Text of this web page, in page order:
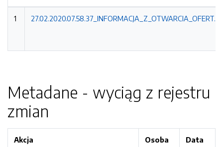
1
Metadane - wyciąg z rejestru
zmian
Akcja Osoba Data